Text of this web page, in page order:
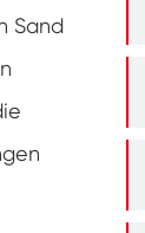
Sand